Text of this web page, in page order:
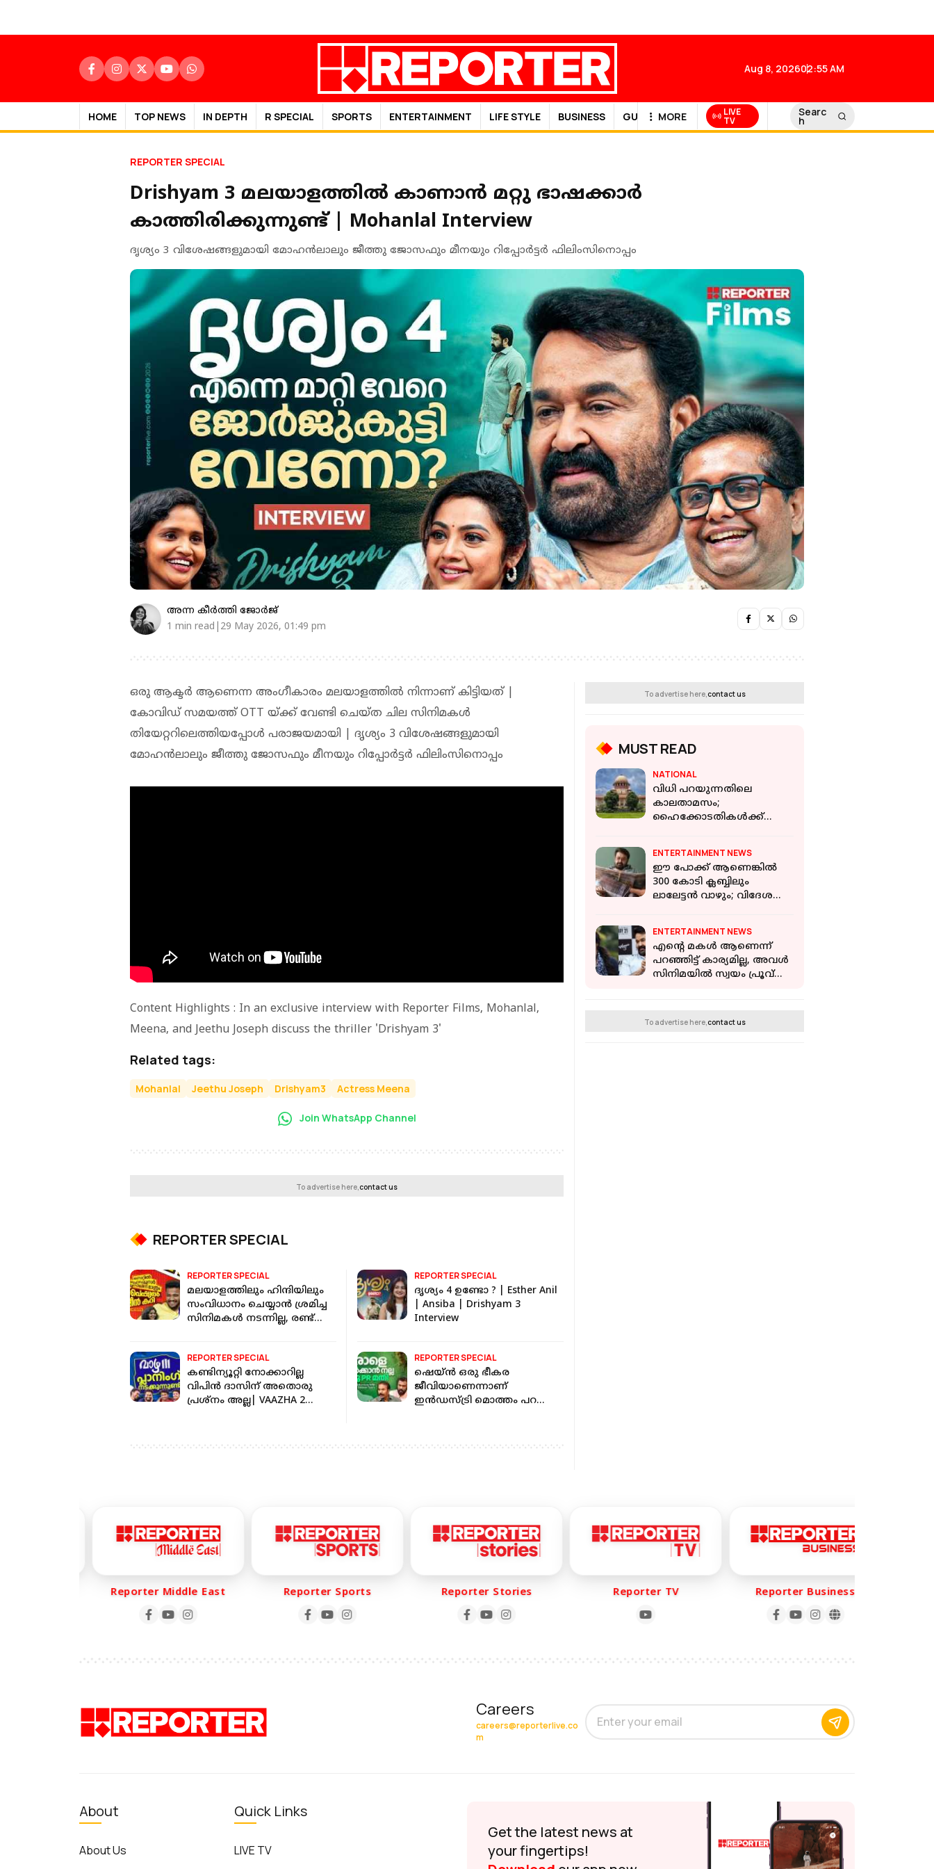
Aug 8, 202602:55 AM
HOME TOP NEWS IN DEPTH R SPECIAL SPORTS ENTERTAINMENT LIFE STYLE BUSINESS GULF NEWS
MORE LIVE
TV
Searc
h
REPORTER SPECIAL
Drishyam 3 മലയാളത്തിൽ കാണാൻ മറ്റു ഭാഷക്കാർ
കാത്തിരിക്കുന്നുണ്ട് | Mohanlal Interview
ദൃശ്യം 3 വിശേഷങ്ങളുമായി മോഹന്‍ലാലും ജീത്തു ജോസഫും മീനയും റിപ്പോര്‍ട്ടര്‍ ഫിലിംസിനൊപ്പം
അന്ന കീര്‍‌ത്തി ജോര്‍ജ്
1 min read|29 May 2026, 01:49 pm
ഒരു ആക്ടർ ആണെന്ന അംഗീകാരം മലയാളത്തിൽ നിന്നാണ് കിട്ടിയത് |
കോവിഡ് സമയത്ത് OTT യ്ക്ക് വേണ്ടി ചെയ്ത ചില സിനിമകൾ
തിയേറ്ററിലെത്തിയപ്പോൾ പരാജയമായി | ദൃശ്യം 3 വിശേഷങ്ങളുമായി
മോഹന്‍ലാലും ജീത്തു ജോസഫും മീനയും റിപ്പോര്‍ട്ടര്‍ ഫിലിംസിനൊപ്പം
Content Highlights : In an exclusive interview with Reporter Films, Mohanlal,
Meena, and Jeethu Joseph discuss the thriller 'Drishyam 3'
Related tags:
Mohanlal Jeethu Joseph Drishyam3 Actress Meena
Join WhatsApp Channel
To advertise here,contact us
REPORTER SPECIAL
REPORTER SPECIAL
മലയാളത്തിലും ഹിന്ദിയിലും
സംവിധാനം ചെയ്യാൻ ശ്രമിച്ച
സിനിമകൾ നടന്നില്ല, രണ്ട്
REPORTER SPECIAL
ദൃശ്യം 4 ഉണ്ടോ ? | Esther Anil
| Ansiba | Drishyam 3
Interview
REPORTER SPECIAL
കണ്ടിന്യൂറ്റി നോക്കാറില്ല
വിപിൻ ദാസിന് അതൊരു
പ്രശ്നം അല്ല| VAAZHA 2
REPORTER SPECIAL
ഷെയ്ന്‍ ഒരു ഭീകര
ജീവിയാണെന്നാണ്
ഇന്‍ഡസ്ട്രി മൊത്തം പറഞ്ഞു
To advertise here, contact us
MUST READ
NATIONAL
വിധി പറയുന്നതിലെ
കാലതാമസം;
ഹൈക്കോടതികള്‍ക്ക്
ENTERTAINMENT NEWS
ഈ പോക്ക് ആണെങ്കിൽ
300 കോടി ക്ലബ്ബിലും
ലാലേട്ടൻ വാഴും; വിദേശത്ത്
ENTERTAINMENT NEWS
എന്റെ മകൾ ആണെന്ന്
പറഞ്ഞിട്ട് കാര്യമില്ല, അവൾ
സിനിമയിൽ സ്വയം പ്രൂവ്
To advertise here, contact us
Reporter Middle East Reporter Sports Reporter Stories Reporter TV Reporter Business
Careers
careers@reporterlive.co
m
About
About Us
Quick Links
LIVE TV
Get the latest news at
your fingertips!